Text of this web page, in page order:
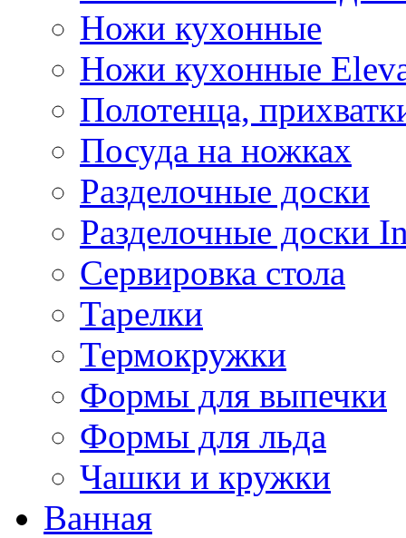
Ножи кухонные
Ножи кухонные
Полотенца,
Посуда на ножках
Разделочные доски
Разделочные доски
Сервировка стола
Тарелки
Термокружки
Формы для выпечки
Формы для льда
Чашки и кружки
Ванная